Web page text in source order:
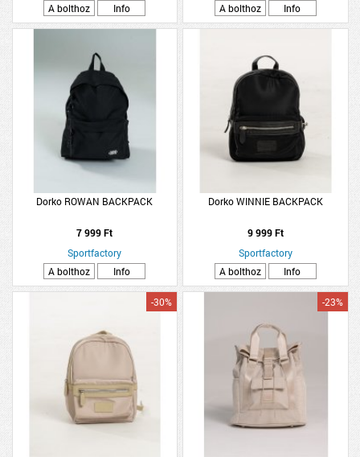
A bolthoz
Info
A bolthoz
Info
Dorko ROWAN BACKPACK
7 999 Ft
Sportfactory
A bolthoz
Info
Dorko WINNIE BACKPACK
9 999 Ft
Sportfactory
A bolthoz
Info
-30% -23%